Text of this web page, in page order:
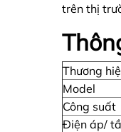
trên thị
Thương
Model
Công suất
Điện áp/